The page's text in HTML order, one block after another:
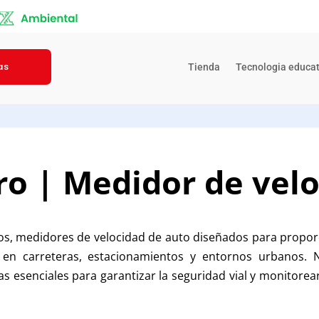
Tienda Tecnologia
| Medidor de
medidores de velocidad de auto diseñados para
carreteras, estacionamientos y entornos urbanos.
esenciales para garantizar la seguridad vial y